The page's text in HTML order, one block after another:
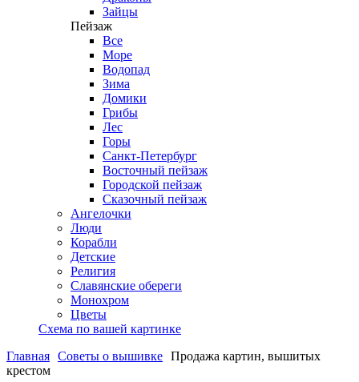
Зайцы
Пейзаж
Все
Море
Водопад
Зима
Домики
Грибы
Лес
Горы
Санкт-Петербург
Восточный пейзаж
Городской пейзаж
Сказочный пейзаж
Ангелочки
Люди
Корабли
Детские
Религия
Славянские обереги
Монохром
Цветы
Схема по вашей картинке
Главная Советы о вышивке Продажа картин, вышитых
крестом